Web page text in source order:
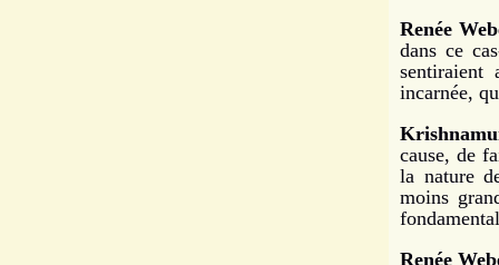
Renée
dans ce
sentiraient
incarnée,
cause, de
la nature
moins
Renée